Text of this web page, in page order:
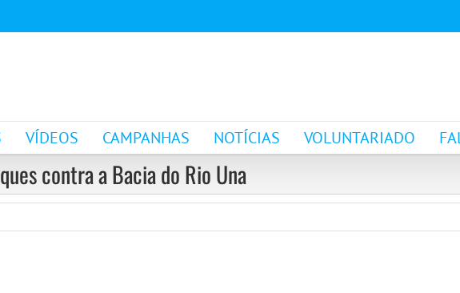
VÍDEOS CAMPANHAS NOTÍCIAS VOLUNTARIADO
contra a Bacia do Rio Una